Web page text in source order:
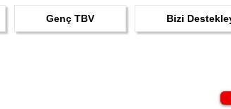
Genç TBV Bizi